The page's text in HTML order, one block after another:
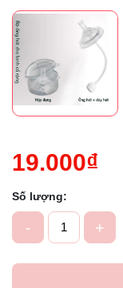
19.000₫
Số lượng:
- +